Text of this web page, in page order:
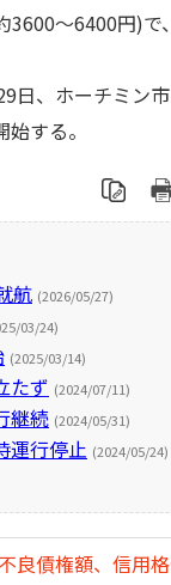
～6400円)で
日、ホーチミン
する。
航 (2026/05/27)
03/24)
(2025/03/14)
たず (2024/07/11)
継続 (2024/05/31)
運行停止 (2024/05/24)
良債権額、信用